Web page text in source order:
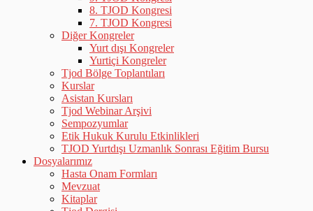
8. TJOD Kongresi
7. TJOD Kongresi
Diğer Kongreler
Yurt dışı Kongreler
Yurtiçi Kongreler
Tjod Bölge Toplantıları
Kurslar
Asistan Kursları
Tjod Webinar Arşivi
Sempozyumlar
Etik Hukuk Kurulu Etkinlikleri
TJOD Yurtdışı Uzmanlık Sonrası Eğitim Bursu
Dosyalarımız
Hasta Onam Formları
Mevzuat
Kitaplar